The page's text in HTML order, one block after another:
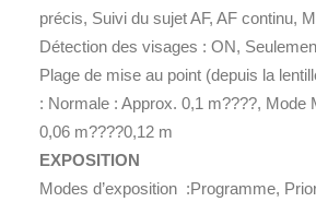
précis, Suivi du sujet AF, AF continu,
Détection des visages : ON,
Plage de mise au point (depuis la
: Normale : Approx. 0,1 m????, Mode
0,06 m????0,12 m
EXPOSITION
Modes d’exposition :Programme,